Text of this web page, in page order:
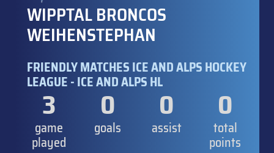
WIPPTAL BRONCOS
WEIHENSTEPHAN
FRIENDLY MATCHES ICE AND ALPS HOCKEY
LEAGUE - ICE AND ALPS HL
3
game
played
0
goals
0
assist
0
total
points